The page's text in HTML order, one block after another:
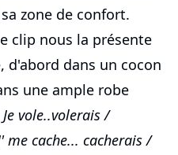
zone de confort.
clip nous la présente
d'abord dans un cocon
une ample robe
Je vole..volerais /
cache... cacherais /